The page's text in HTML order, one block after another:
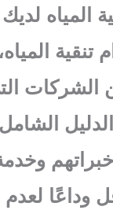
المياه
تنقية
الشركات
الشامل
وداعًا لعدم